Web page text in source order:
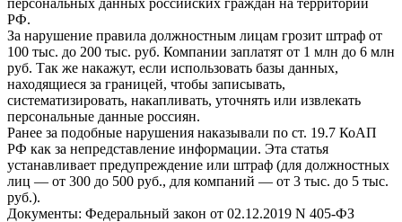
РФ.
За нарушение правила должностным лицам грозит штраф от
100 тыс. до 200 тыс. руб. Компании заплатят от 1 млн до 6 млн
руб. Так же накажут, если использовать базы данных,
находящиеся за границей, чтобы записывать,
систематизировать, накапливать, уточнять или извлекать
персональные данные россиян.
Ранее за подобные нарушения наказывали по ст. 19.7 КоАП
РФ как за непредставление информации. Эта статья
устанавливает предупреждение или штраф (для должностных
лиц — от 300 до 500 руб., для компаний — от 3 тыс. до 5 тыс.
руб.).
Документы: Федеральный закон от 02.12.2019 N 405-ФЗ